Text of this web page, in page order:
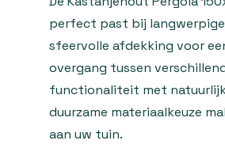
perfect past bij
sfeervolle afdekking voor
overgang tussen
functionaliteit met
duurzame materiaalkeuze
aan uw tuin.